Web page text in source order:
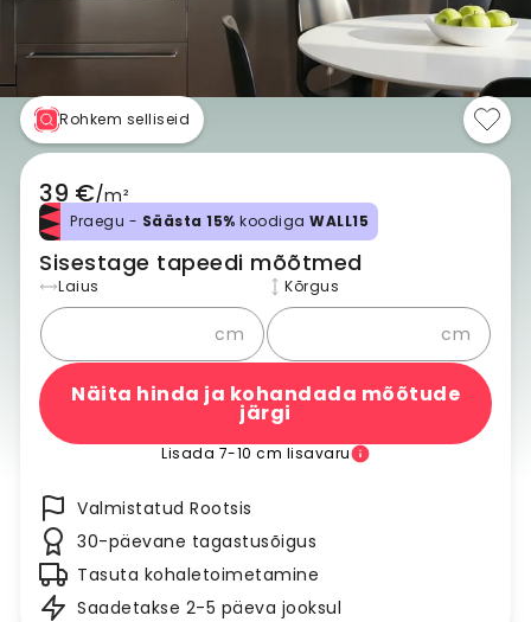
Rohkem selliseid
39 €/m²
Praegu - Säästa 15% koodiga WALL15
Sisestage tapeedi mõõtmed
Laius
cm
Kõrgus
cm
Näita hinda ja kohandada mõõtude
järgi
Lisada 7-10 cm lisavaru
Valmistatud Rootsis
30-päevane tagastusõigus
Tasuta kohaletoimetamine
Saadetakse 2-5 päeva jooksul